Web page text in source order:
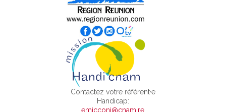
Contactez votre référent·e
Handicap:
emicconi@cnam.re